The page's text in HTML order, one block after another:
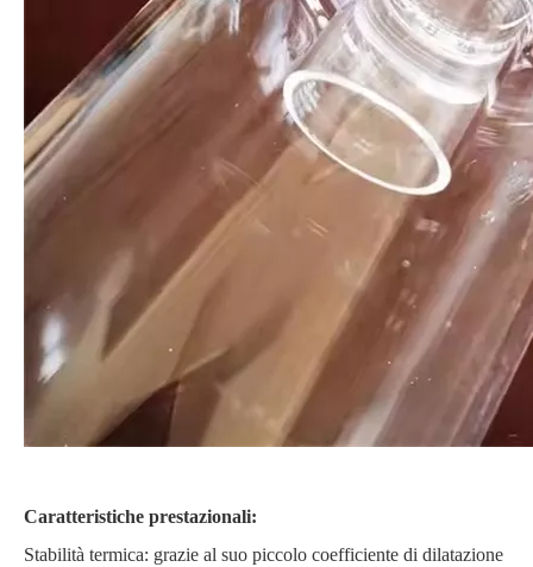
Caratteristiche prestazionali:
Stabilità termica: grazie al suo piccolo coefficiente di dilatazione